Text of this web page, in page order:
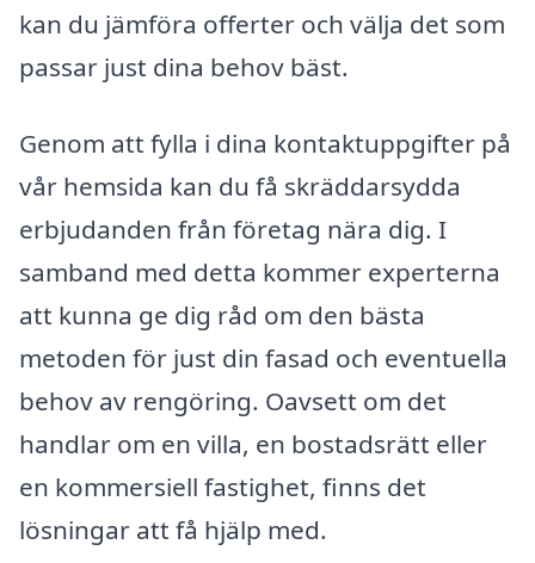
kan du jämföra offerter och välja det som
passar just dina behov bäst.
Genom att fylla i dina kontaktuppgifter på
vår hemsida kan du få skräddarsydda
erbjudanden från företag nära dig. I
samband med detta kommer experterna
att kunna ge dig råd om den bästa
metoden för just din fasad och eventuella
behov av rengöring. Oavsett om det
handlar om en villa, en bostadsrätt eller
en kommersiell fastighet, finns det
lösningar att få hjälp med.